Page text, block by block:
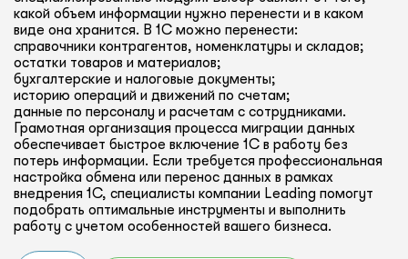
какой объем информации нужно перенести и в каком
виде она хранится. В 1С можно перенести:
справочники контрагентов, номенклатуры и складов;
остатки товаров и материалов;
бухгалтерские и налоговые документы;
историю операций и движений по счетам;
данные по персоналу и расчетам с сотрудниками.
Грамотная организация процесса миграции данных
обеспечивает быстрое включение 1С в работу без
потерь информации. Если требуется профессиональная
настройка обмена или перенос данных в рамках
внедрения 1С, специалисты компании Leading помогут
подобрать оптимальные инструменты и выполнить
работу с учетом особенностей вашего бизнеса.